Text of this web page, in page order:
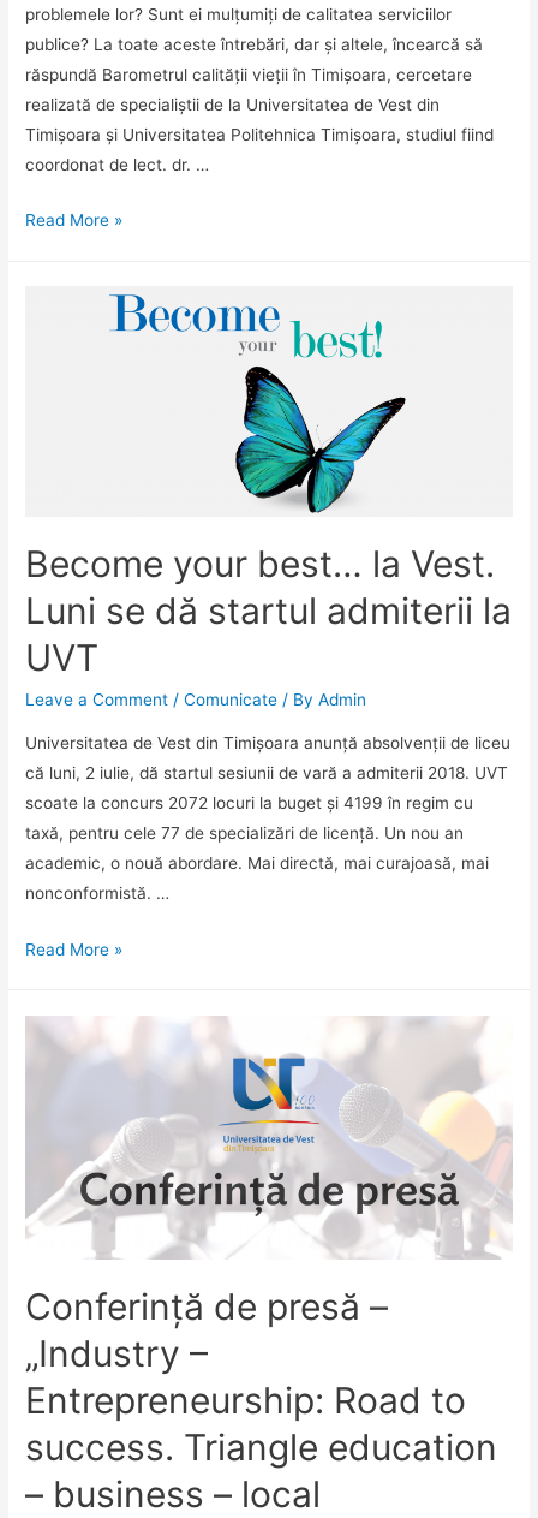
problemele lor? Sunt ei mulțumiți de calitatea serviciilor
publice? La toate aceste întrebări, dar și altele, încearcă să
răspundă Barometrul calității vieții în Timișoara, cercetare
realizată de specialiștii de la Universitatea de Vest din
Timișoara și Universitatea Politehnica Timișoara, studiul fiind
coordonat de lect. dr. …
Barometrul
Read More »
Become your best… la Vest.
Luni se dă startul admiterii la
UVT
Leave a Comment /Comunicate / ByAdmin
Universitatea de Vest din Timișoara anunță absolvenții de liceu
că luni, 2 iulie, dă startul sesiunii de vară a admiterii 2018. UVT
scoate la concurs 2072 locuri la buget și 4199 în regim cu
taxă, pentru cele 77 de specializări de licență. Un nou an
academic, o nouă abordare. Mai directă, mai curajoasă, mai
nonconformistă. …
Become
startul
admiterii
Read More »
Conferință de presă –
„Industry –
Entrepreneurship: Road to
success. Triangle education
– business – local